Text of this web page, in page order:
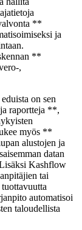
**
ja
**
,
on sen
raportteja **,
myös **
alustojen ja
datan
Kashflow
tai
automatisoi
taloudellista